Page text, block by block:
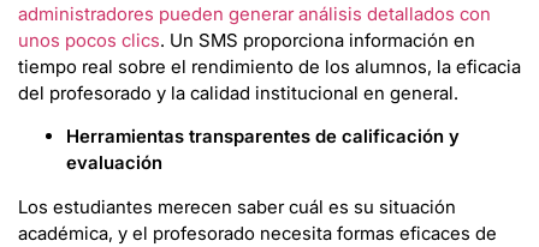
administradores pueden generar análisis detallados con
unos pocos clics. Un SMS proporciona información en
tiempo real sobre el rendimiento de los alumnos, la eficacia
del profesorado y la calidad institucional en general.
Herramientas transparentes de calificación y
evaluación
Los estudiantes merecen saber cuál es su situación
académica, y el profesorado necesita formas eficaces de